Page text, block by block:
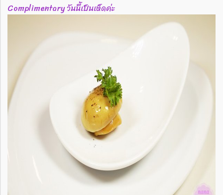
Complimentary วันนี้เป็นเห็ดค่ะ